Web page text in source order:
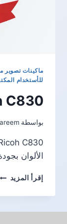
ماكينات تصوير
للأستخدام
C830
بواسطة
الألوان
إقرأ المزيد